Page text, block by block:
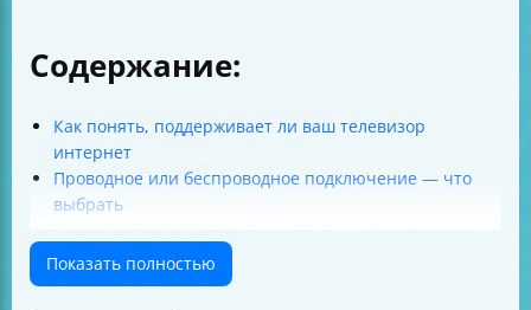
Содержание:
Как понять, поддерживает ли ваш телевизор
интернет
Проводное или беспроводное подключение — что
выбрать
Что такое IPoE и PPPoE и как вводить данные
Как выбрать Wi-Fi диапазон и роутер для стабильного
Показать полностью